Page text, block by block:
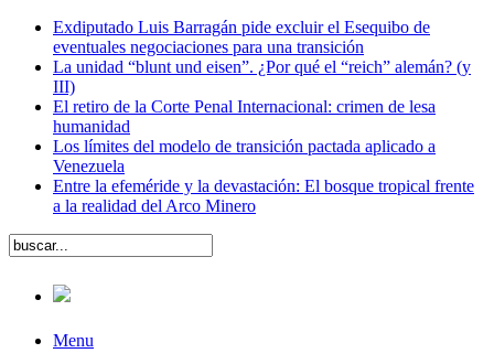
Exdiputado Luis Barragán pide excluir el Esequibo de
eventuales negociaciones para una transición
La unidad “blunt und eisen”. ¿Por qué el “reich” alemán? (y
III)
El retiro de la Corte Penal Internacional: crimen de lesa
humanidad
Los límites del modelo de transición pactada aplicado a
Venezuela
Entre la efeméride y la devastación: El bosque tropical frente
a la realidad del Arco Minero
Menu